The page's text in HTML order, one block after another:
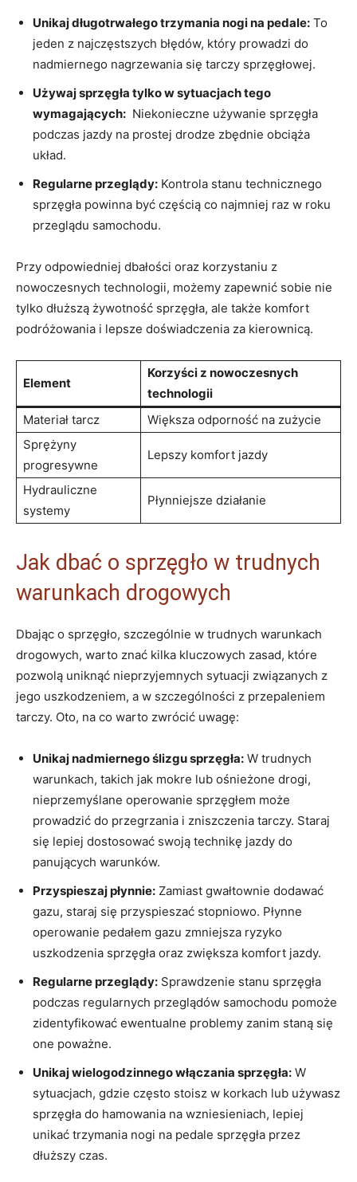
Unikaj długotrwałego trzymania⁢ nogi na pedale: To
‍jeden ⁣z najczęstszych błędów,​ który prowadzi ‍do
nadmiernego nagrzewania się tarczy ‍sprzęgłowej.
Używaj sprzęgła tylko w sytuacjach tego
wymagających: ⁣ Niekonieczne używanie sprzęgła
podczas jazdy na prostej drodze zbędnie obciąża
układ.
Regularne przeglądy: Kontrola stanu technicznego
sprzęgła⁤ powinna być ⁣częścią co najmniej ​raz ‌w roku
przeglądu samochodu.
Przy odpowiedniej‌ dbałości ⁢oraz korzystaniu z
nowoczesnych technologii, możemy ‌zapewnić ⁣sobie ⁢nie
tylko dłuższą żywotność ‍sprzęgła, ‍ale także⁣ komfort⁤
podróżowania i lepsze doświadczenia za kierownicą.
Element
Korzyści z‌ nowoczesnych
technologii
Materiał tarcz
Większa ⁢odporność na ‌zużycie
Sprężyny
progresywne
Lepszy komfort jazdy
Hydrauliczne
systemy
Płynniejsze​ działanie
Jak dbać o sprzęgło w trudnych
warunkach⁣ drogowych
Dbając‌ o⁢ sprzęgło, szczególnie w trudnych warunkach
drogowych, warto znać⁣ kilka kluczowych zasad, które
pozwolą uniknąć nieprzyjemnych ⁤sytuacji związanych⁢ z
jego uszkodzeniem, ‌a ‌w szczególności z ⁢przepaleniem
⁤tarczy. Oto, ​na co warto zwrócić uwagę:
Unikaj nadmiernego⁤ ślizgu sprzęgła: W​ trudnych
warunkach, takich jak mokre lub ośnieżone drogi,
nieprzemyślane operowanie sprzęgłem ⁢może
prowadzić do przegrzania i zniszczenia tarczy. Staraj
się lepiej dostosować swoją technikę jazdy ‍do
panujących warunków.
Przyspieszaj‌ płynnie: Zamiast gwałtownie dodawać
gazu, staraj się przyspieszać ⁤stopniowo. Płynne ​
operowanie pedałem gazu zmniejsza ryzyko⁢
uszkodzenia sprzęgła ⁤oraz ‌zwiększa komfort jazdy.
Regularne przeglądy: ⁢Sprawdzenie stanu sprzęgła
podczas⁣ regularnych przeglądów samochodu pomoże
zidentyfikować ewentualne problemy ​zanim staną się
one poważne.
Unikaj wielogodzinnego włączania sprzęgła: ⁣W
sytuacjach, gdzie często stoisz ⁤w korkach lub używasz
sprzęgła ​do⁤ hamowania ‍na wzniesieniach, lepiej
unikać trzymania nogi ‌na‍ pedale ⁤sprzęgła przez
‍dłuższy czas.